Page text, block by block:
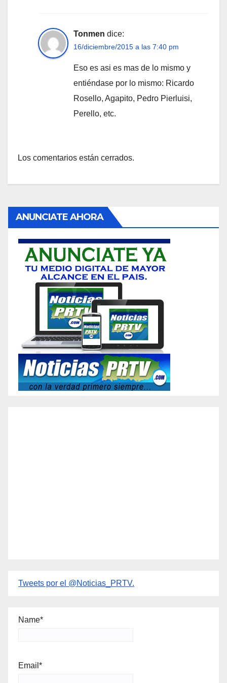
Tonmen dice:
16/diciembre/2015 a las 7:40 pm
Eso es asi es mas de lo mismo y
entiéndase por lo mismo: Ricardo
Rosello, Agapito, Pedro Pierluisi,
Perello, etc.
Los comentarios están cerrados.
ANUNCIATE AHORA
Tweets por el @Noticias_PRTV.
Name*
Email*